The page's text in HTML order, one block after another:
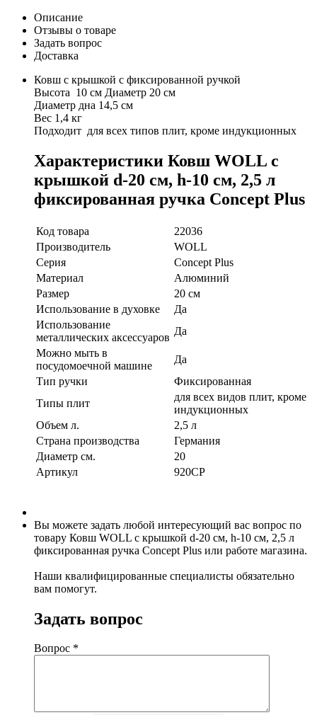
Описание
Отзывы о товаре
Задать вопрос
Доставка
Ковш с крышкой с фиксированной ручкой
Высота 10 см Диаметр 20 см
Диаметр дна 14,5 см
Вес 1,4 кг
Подходит для всех типов плит, кроме индукционных
Характеристики Ковш WOLL с
крышкой d-20 см, h-10 см, 2,5 л
фиксированная ручка Concept Plus
Код товара
22036
Производитель
WOLL
Серия
Concept Plus
Материал
Алюминий
Размер
20 см
Использование в духовке
Да
Использование
металлических аксессуаров
Да
Можно мыть в
посудомоечной машине
Да
Тип ручки
Фиксированная
Типы плит
для всех видов плит, кроме
индукционных
Объем л.
2,5 л
Страна производства
Германия
Диаметр см.
20
Артикул
920CP
Вы можете задать любой интересующий вас вопрос по
товару Ковш WOLL с крышкой d-20 см, h-10 см, 2,5 л
фиксированная ручка Concept Plus или работе магазина.
Наши квалифицированные специалисты обязательно
вам помогут.
Задать вопрос
Вопрос *